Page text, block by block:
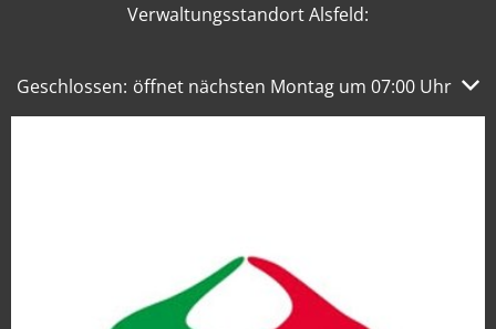
Verwaltungsstandort Alsfeld:
Klicken, um weitere Öffnungs- oder Schließzeiten
Geschlossen: öffnet nächsten Montag um 07:00 Uhr